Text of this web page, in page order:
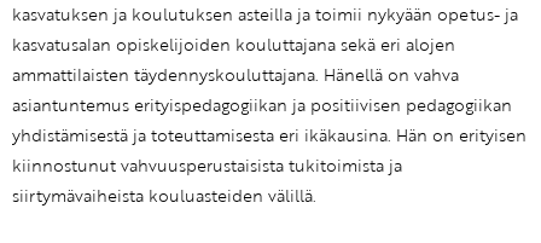
kasvatuksen ja koulutuksen asteilla ja toimii nykyään opetus- ja
kasvatusalan opiskelijoiden kouluttajana sekä eri alojen
ammattilaisten täydennyskouluttajana. Hänellä on vahva
asiantuntemus erityispedagogiikan ja positiivisen pedagogiikan
yhdistämisestä ja toteuttamisesta eri ikäkausina. Hän on erityisen
kiinnostunut vahvuusperustaisista tukitoimista ja
siirtymävaiheista kouluasteiden välillä.